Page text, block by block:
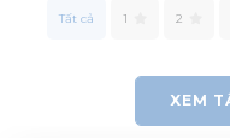
Tất cả 1 2
XEM